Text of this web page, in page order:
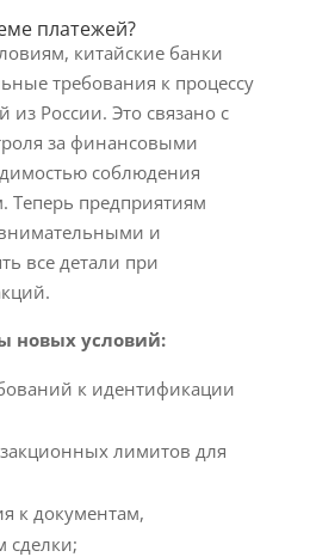
платежей?
китайские банки
требования к процессу
из России. Это связано с
за финансовыми
соблюдения
Теперь предприятиям
и
все детали при
новых условий:
к идентификации
лимитов для
к документам,
сделки;